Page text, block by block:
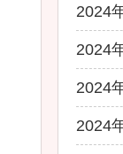
2024
2024
2024
2024